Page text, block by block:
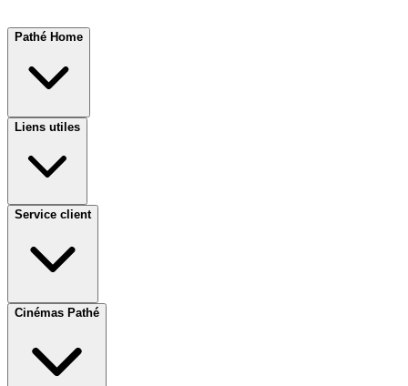
Pathé Home
Liens utiles
Service client
Cinémas Pathé